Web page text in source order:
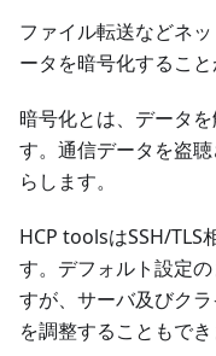
ファイル転送などネ
ータを暗号化すること
暗号化とは、データ
す。通信データを盗
らします。
HCP toolsはSSH/TLS
す。デフォルト設定
すが、サーバ及びク
を調整することもでき